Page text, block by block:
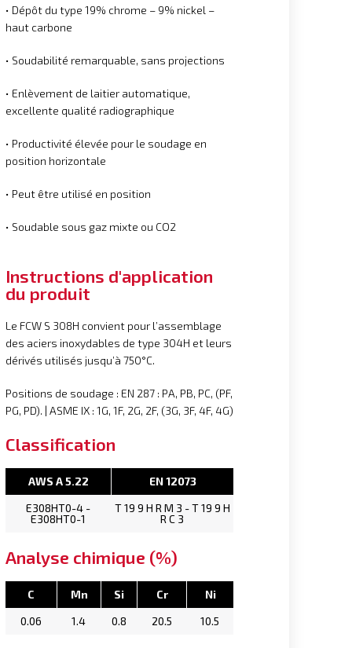
• Dépôt du type 19% chrome – 9% nickel –
haut carbone
• Soudabilité remarquable, sans projections
• Enlèvement de laitier automatique,
excellente qualité radiographique
• Productivité élevée pour le soudage en
position horizontale
• Peut être utilisé en position
• Soudable sous gaz mixte ou CO2
Instructions d'application
du produit
Le FCW S 308H convient pour l’assemblage
des aciers inoxydables de type 304H et leurs
dérivés utilisés jusqu’à 750°C.
Positions de soudage : EN 287 : PA, PB, PC, (PF,
PG, PD). | ASME IX : 1G, 1F, 2G, 2F, (3G, 3F, 4F, 4G)
Classification
AWS A 5.22
EN 12073
E308HT0-4 -
E308HT0-1
T 19 9 H R M 3 - T 19 9 H
R C 3
Analyse chimique (%)
C Mn Si Cr
Ni
0.06
1.4 0.8 20.5 10.5